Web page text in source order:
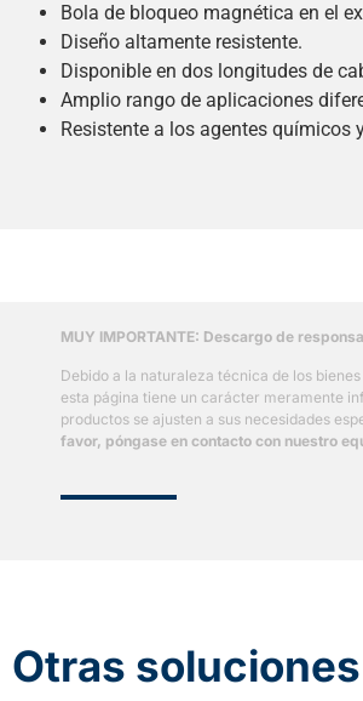
Bola de bloqueo magnética en el
Diseño altamente resistente.
Disponible en dos longitudes de
Amplio rango de aplicaciones
Resistente a los agentes químicos
MUY IMPORTANTE: Descargo de
Debido a la naturaleza técnica de los
esta página tiene un carácter meramente
productos se ajusten a sus necesidades
favor, póngase en contacto con nuestro
Otras soluciones